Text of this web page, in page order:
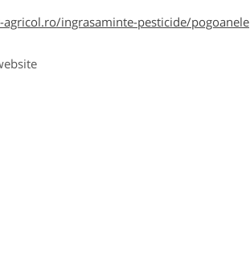
ingrasaminte-pesticide/pogoanele